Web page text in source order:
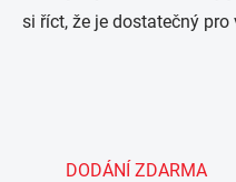
si říct, že je dostatečný pro
DODÁNÍ ZDARMA